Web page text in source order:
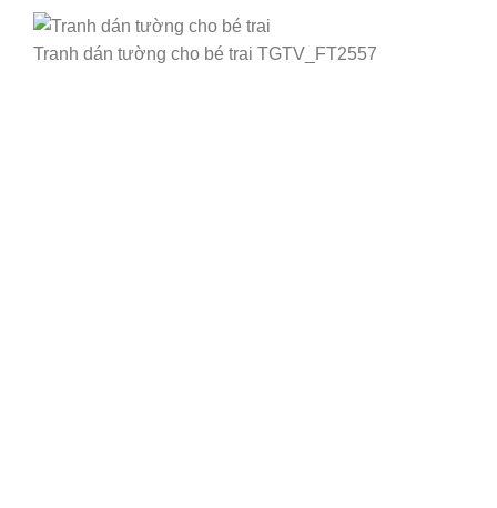
Tranh dán tường cho bé trai TGTV_FT2557